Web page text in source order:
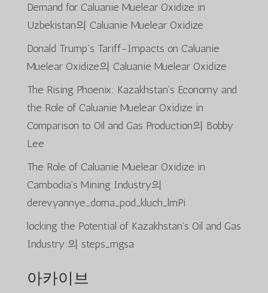
Demand for Caluanie Muelear Oxidize in
Uzbekistan의 Caluanie Muelear Oxidize
Donald Trump’s Tariff-Impacts on Caluanie
Muelear Oxidize의 Caluanie Muelear Oxidize
The Rising Phoenix: Kazakhstan’s Economy and
the Role of Caluanie Muelear Oxidize in
Comparison to Oil and Gas Production의 Bobby
Lee
The Role of Caluanie Muelear Oxidize in
Cambodia’s Mining Industry의
derevyannye_doma_pod_kluch_lmPi
locking the Potential of Kazakhstan’s Oil and Gas
Industry:의 steps_mgsa
아카이브